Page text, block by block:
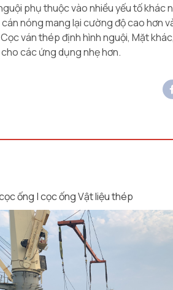
phụ thuộc vào nhiều yếu tố khác
nóng mang lại cường độ cao hơn
ván thép định hình nguội, Mặt
các ứng dụng nhẹ hơn.
ống | cọc ống Vật liệu thép